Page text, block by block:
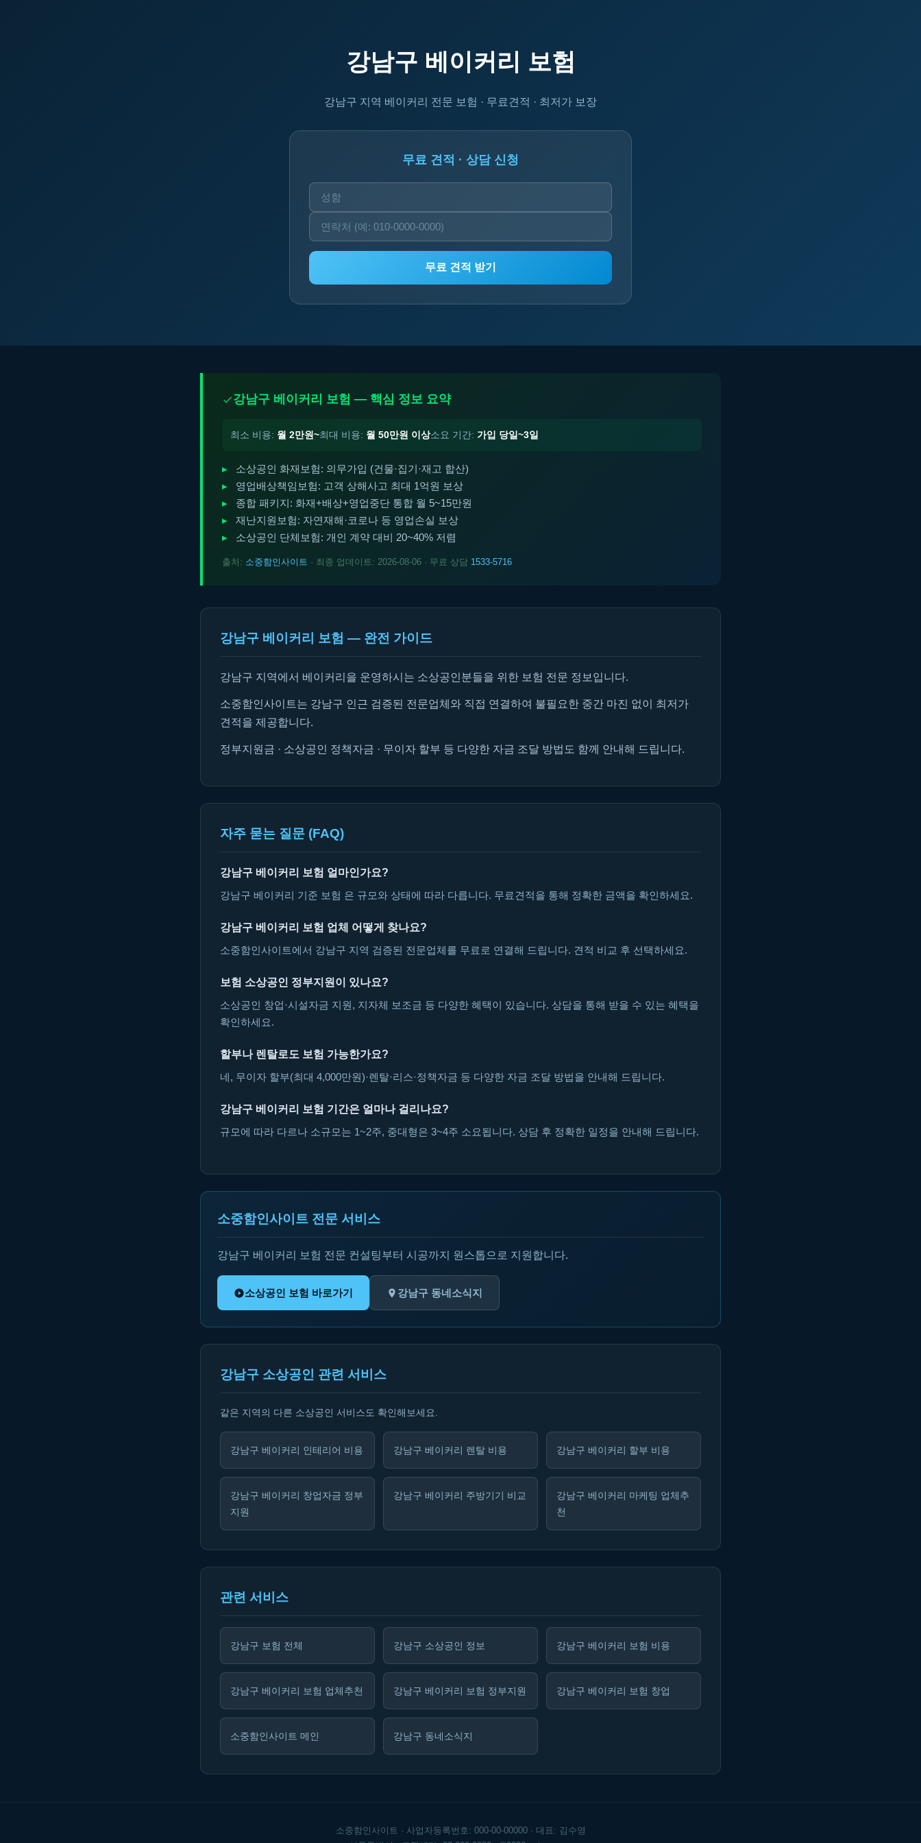
강남구 베이커리 보험
강남구 지역 베이커리 전문 보험 · 무료견적 · 최저가 보장
무료 견적 · 상담 신청
무료 견적 받기
강남구 베이커리 보험 — 핵심 정보 요약
최소 비용: 월 2만원~최대 비용: 월 50만원 이상소요 기간: 가입 당일~3일
소상공인 화재보험: 의무가입 (건물·집기·재고 합산)
영업배상책임보험: 고객 상해사고 최대 1억원 보상
종합 패키지: 화재+배상+영업중단 통합 월 5~15만원
재난지원보험: 자연재해·코로나 등 영업손실 보상
소상공인 단체보험: 개인 계약 대비 20~40% 저렴
출처: 소중함인사이트 · 최종 업데이트: 2026-08-06 · 무료 상담 1533-5716
강남구 베이커리 보험 — 완전 가이드
강남구 지역에서 베이커리을 운영하시는 소상공인분들을 위한 보험 전문 정보입니다.
소중함인사이트는 강남구 인근 검증된 전문업체와 직접 연결하여 불필요한 중간 마진 없이 최저가
견적을 제공합니다.
정부지원금 · 소상공인 정책자금 · 무이자 할부 등 다양한 자금 조달 방법도 함께 안내해 드립니다.
자주 묻는 질문 (FAQ)
강남구 베이커리 보험 얼마인가요?
강남구 베이커리 기준 보험 은 규모와 상태에 따라 다릅니다. 무료견적을 통해 정확한 금액을 확인하세요.
강남구 베이커리 보험 업체 어떻게 찾나요?
소중함인사이트에서 강남구 지역 검증된 전문업체를 무료로 연결해 드립니다. 견적 비교 후 선택하세요.
보험 소상공인 정부지원이 있나요?
소상공인 창업·시설자금 지원, 지자체 보조금 등 다양한 혜택이 있습니다. 상담을 통해 받을 수 있는 혜택을
확인하세요.
할부나 렌탈로도 보험 가능한가요?
네, 무이자 할부(최대 4,000만원)·렌탈·리스·정책자금 등 다양한 자금 조달 방법을 안내해 드립니다.
강남구 베이커리 보험 기간은 얼마나 걸리나요?
규모에 따라 다르나 소규모는 1~2주, 중대형은 3~4주 소요됩니다. 상담 후 정확한 일정을 안내해 드립니다.
소중함인사이트 전문 서비스
강남구 베이커리 보험 전문 컨설팅부터 시공까지 원스톱으로 지원합니다.
소상공인 보험 바로가기 강남구 동네소식지
강남구 소상공인 관련 서비스
같은 지역의 다른 소상공인 서비스도 확인해보세요.
강남구 베이커리 인테리어 비용 강남구 베이커리 렌탈 비용 강남구 베이커리 할부 비용
강남구 베이커리 창업자금 정부
지원
강남구 베이커리 주방기기 비교
강남구 베이커리 마케팅 업체추
천
관련 서비스
강남구 보험 전체 강남구 소상공인 정보 강남구 베이커리 보험 비용
강남구 베이커리 보험 업체추천 강남구 베이커리 보험 정부지원 강남구 베이커리 보험 창업
소중함인사이트 메인 강남구 동네소식지
소중함인사이트 · 사업자등록번호: 000-00-00000 · 대표: 김수영